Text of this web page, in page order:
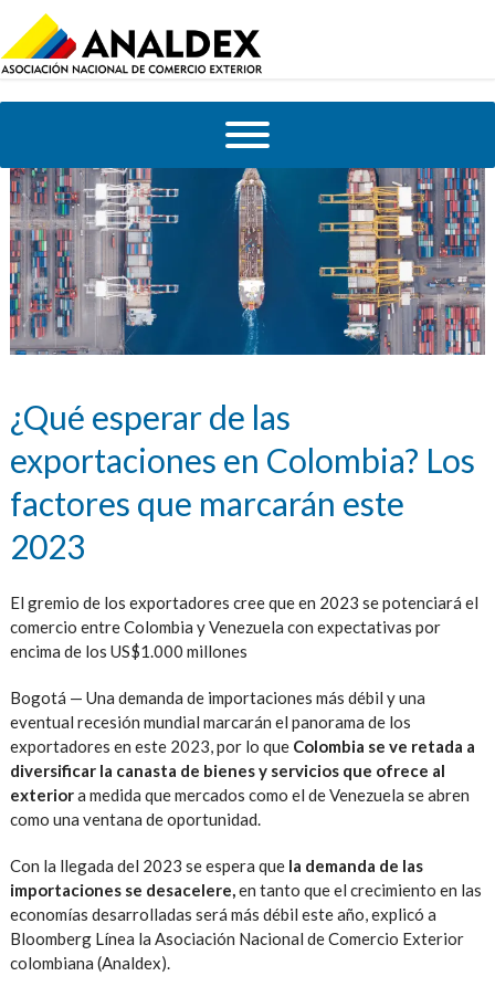
¿Qué esperar de las
exportaciones en Colombia? Los
factores que marcarán este
2023
El gremio de los exportadores cree que en 2023 se potenciará el
comercio entre Colombia y Venezuela con expectativas por
encima de los US$1.000 millones
Bogotá — Una demanda de importaciones más débil y una
eventual recesión mundial marcarán el panorama de los
exportadores en este 2023, por lo queColombia se ve retada a
diversificar la canasta de bienes y servicios que ofrece al
exteriora medida que mercados como el de Venezuela se abren
como una ventana de oportunidad.
Con la llegada del 2023 se espera que la demanda de las
importaciones se desacelere,en tanto que el crecimiento en las
economías desarrolladas será más débil este año, explicó a
Bloomberg Línea la Asociación Nacional de Comercio Exterior
colombiana (Analdex).